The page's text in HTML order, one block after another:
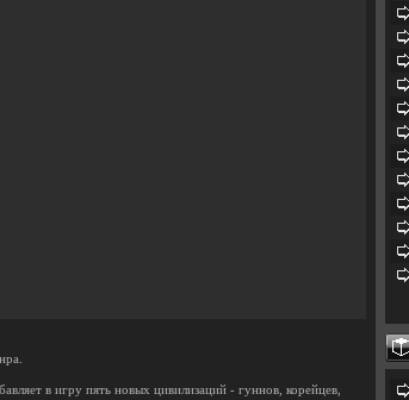
в игру пять новых цивилизаций - гуннов, корейцев,